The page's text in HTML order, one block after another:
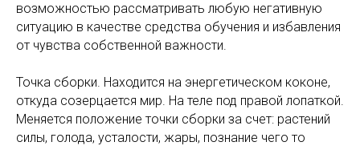
возможностью рассматривать любую негативную
ситуацию в качестве средства обучения и избавления
от чувства собственной важности.
Точка сборки. Находится на энергетическом коконе,
откуда созерцается мир. На теле под правой лопаткой.
Меняется положение точки сборки за счет: растений
силы, голода, усталости, жары, познание чего то